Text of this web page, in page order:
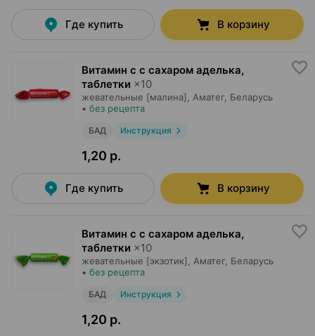
Где купить В корзину
Витамин c с сахаром аделька,
таблетки ×10
жевательные [малина], Аматег, Беларусь
• без рецепта
БАД Инструкция
1,20 р.
Где купить В корзину
Витамин c с сахаром аделька,
таблетки ×10
жевательные [экзотик], Аматег, Беларусь
• без рецепта
БАД Инструкция
1,20 р.